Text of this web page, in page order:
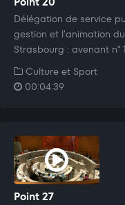
Délégation de service
gestion et l'animation
Strasbourg : avenant
Culture et Sport
00:04:39
Point 27